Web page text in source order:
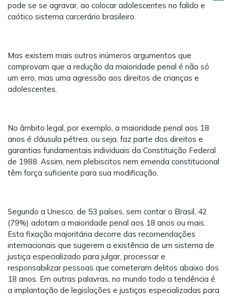
pode se se agravar, ao colocar adolescentes no falido e
caótico sistema carcerário brasileiro.
Mas existem mais outros inúmeros argumentos que
comprovam que a redução da maioridade penal é não só
um erro, mas uma agressão aos direitos de crianças e
adolescentes.
No âmbito legal, por exemplo, a maioridade penal aos 18
anos é cláusula pétrea, ou seja, faz parte dos direitos e
garantias fundamentais individuais da Constituição Federal
de 1988. Assim, nem plebiscitos nem emenda constitucional
têm força suficiente para sua modificação.
Segundo a Unesco, de 53 países, sem contar o Brasil, 42
(79%) adotam a maioridade penal aos 18 anos ou mais.
Esta fixação majoritária decorre das recomendações
internacionais que sugerem a existência de um sistema de
justiça especializado para julgar, processar e
responsabilizar pessoas que cometeram delitos abaixo dos
18 anos. Em outras palavras, no mundo todo a tendência é
a implantação de legislações e justiças especializadas para